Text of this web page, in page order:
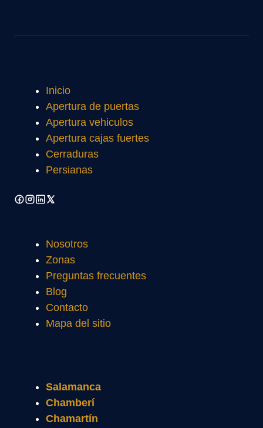
Inicio
Apertura de puertas
Apertura vehiculos
Apertura cajas fuertes
Cerraduras
Persianas
Nosotros
Zonas
Preguntas frecuentes
Blog
Contacto
Mapa del sitio
Salamanca
Chamberí
Chamartín